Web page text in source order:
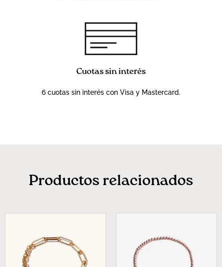
Cuotas sin interés
6 cuotas sin interés con Visa y Mastercard.
Productos relacionados